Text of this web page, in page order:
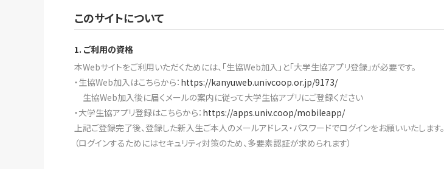
このサイトについて
1. ご利用の資格
本Webサイトをご利用いただくためには、「生協Web加入」と「大学生協アプリ登録」が必要です。
・生協Web加入はこちらから： https://kanyuweb.univcoop.or.jp/9173/
生協Web加入後に届くメールの案内に従って大学生協アプリにご登録ください
・大学生協アプリ登録はこちらから： https://apps.univ.coop/mobileapp/
上記ご登録完了後、登録した新入生ご本人のメールアドレス・パスワードでログインをお願いいたします。
（ログインするためにはセキュリティ対策のため、多要素認証が求められます）